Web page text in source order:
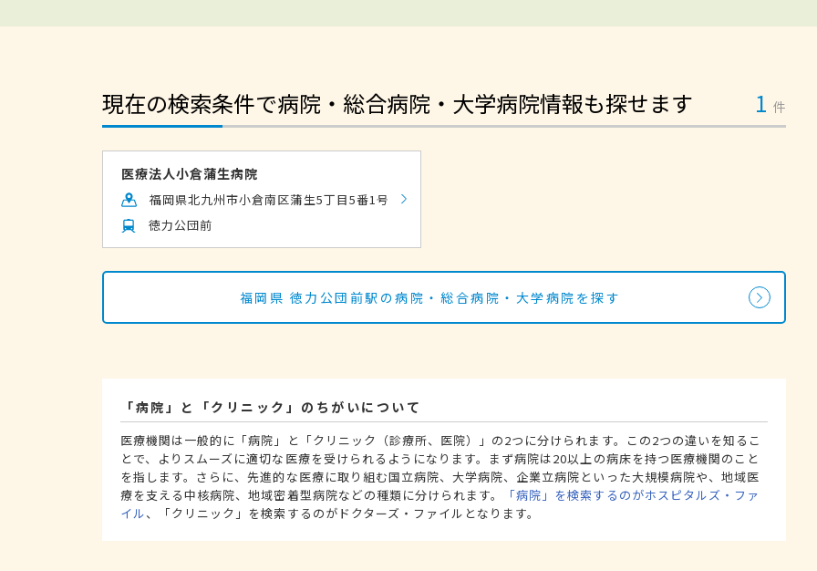
現在の検索条件で病院・総合病院・大学病院情報も探せます 1 件
医療法人小倉蒲生病院
福岡県北九州市小倉南区蒲生5丁目5番1号
徳力公団前
福岡県 徳力公団前駅の病院・総合病院・大学病院を探す
「病院」と「クリニック」のちがいについて
医療機関は一般的に「病院」と「クリニック（診療所、医院）」の2つに分けられます。この2つの違いを知るこ
とで、よりスムーズに適切な医療を受けられるようになります。まず病院は20以上の病床を持つ医療機関のこと
を指します。さらに、先進的な医療に取り組む国立病院、大学病院、企業立病院といった大規模病院や、地域医
療を支える中核病院、地域密着型病院などの種類に分けられます。
「病院」を検索するのがホスピタルズ・ファ
イル、「クリニック」を検索するのがドクターズ・ファイルとなります。